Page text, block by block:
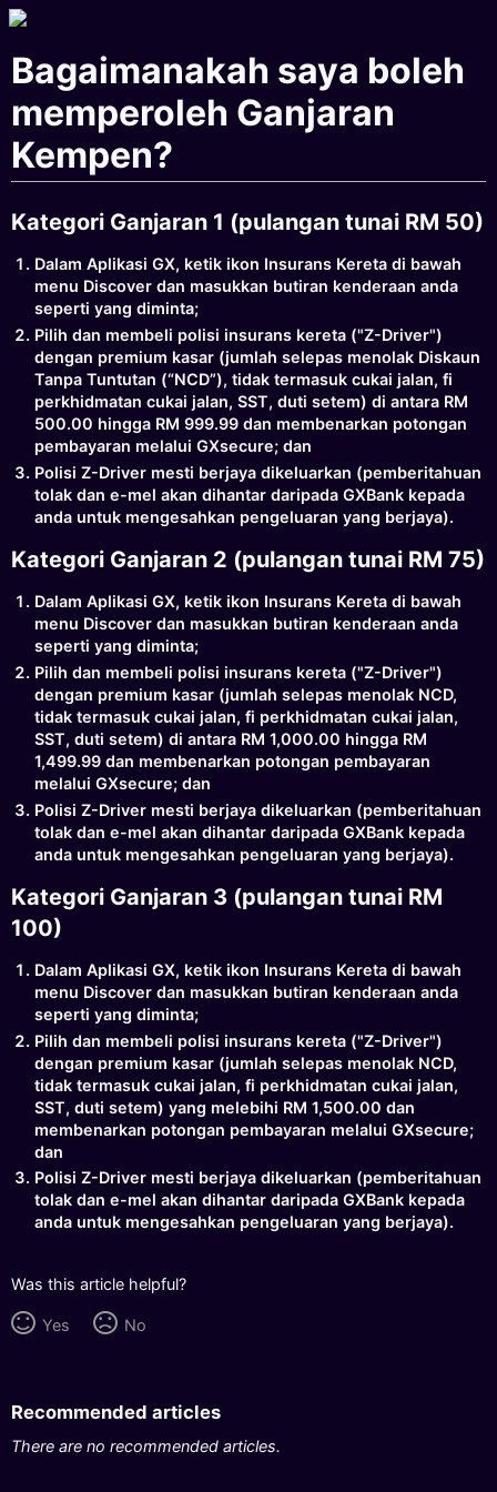
Bagaimanakah saya boleh
memperoleh Ganjaran
Kempen?
Kategori Ganjaran 1 (pulangan tunai RM 50)
Dalam Aplikasi GX, ketik ikon Insurans Kereta di bawah
menu Discover dan masukkan butiran kenderaan anda
seperti yang diminta;
Pilih dan membeli polisi insurans kereta ("Z-Driver")
dengan premium kasar (jumlah selepas menolak Diskaun
Tanpa Tuntutan (“NCD”), tidak termasuk cukai jalan, fi
perkhidmatan cukai jalan, SST, duti setem) di antara RM
500.00 hingga RM 999.99 dan membenarkan potongan
pembayaran melalui GXsecure; dan
Polisi Z-Driver mesti berjaya dikeluarkan (pemberitahuan
tolak dan e-mel akan dihantar daripada GXBank kepada
anda untuk mengesahkan pengeluaran yang berjaya).
Kategori Ganjaran 2 (pulangan tunai RM 75)
Dalam Aplikasi GX, ketik ikon Insurans Kereta di bawah
menu Discover dan masukkan butiran kenderaan anda
seperti yang diminta;
Pilih dan membeli polisi insurans kereta ("Z-Driver")
dengan premium kasar (jumlah selepas menolak NCD,
tidak termasuk cukai jalan, fi perkhidmatan cukai jalan,
SST, duti setem) di antara RM 1,000.00 hingga RM
1,499.99 dan membenarkan potongan pembayaran
melalui GXsecure; dan
Polisi Z-Driver mesti berjaya dikeluarkan (pemberitahuan
tolak dan e-mel akan dihantar daripada GXBank kepada
anda untuk mengesahkan pengeluaran yang berjaya).
Kategori Ganjaran 3 (pulangan tunai RM
100)
Dalam Aplikasi GX, ketik ikon Insurans Kereta di bawah
menu Discover dan masukkan butiran kenderaan anda
seperti yang diminta;
Pilih dan membeli polisi insurans kereta ("Z-Driver")
dengan premium kasar (jumlah selepas menolak NCD,
tidak termasuk cukai jalan, fi perkhidmatan cukai jalan,
SST, duti setem) yang melebihi RM 1,500.00 dan
membenarkan potongan pembayaran melalui GXsecure;
dan
Polisi Z-Driver mesti berjaya dikeluarkan (pemberitahuan
tolak dan e-mel akan dihantar daripada GXBank kepada
anda untuk mengesahkan pengeluaran yang berjaya).
Was this article helpful?
Yes No
Recommended articles
There are no recommended articles.